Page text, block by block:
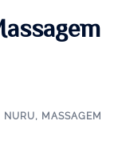
NURU, MASSAGEM